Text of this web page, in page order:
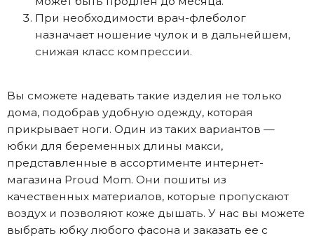
При необходимости врач-флеболог
назначает ношение чулок и в дальнейшем,
снижая класс компрессии.
Вы сможете надевать такие изделия не только
дома, подобрав удобную одежду, которая
прикрывает ноги. Один из таких вариантов —
юбки для беременных длины макси,
представленные в ассортименте интернет-
магазина Proud Mom. Они пошиты из
качественных материалов, которые пропускают
воздух и позволяют коже дышать. У нас вы можете
выбрать юбку любого фасона и заказать ее с